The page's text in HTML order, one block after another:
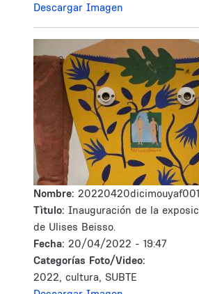
Descargar Imagen
Nombre:
Tìtulo: Inauguración de la
de Ulises Beisso.
Fecha: 20/04/2022 - 19:47
Categorías Foto/Video:
2022, cultura, SUBTE